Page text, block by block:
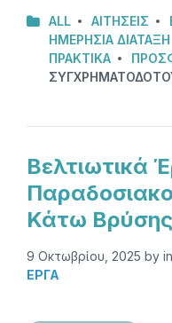
ALL ΑΙΤΗΣΕΙΣ
ΗΜΕΡΗΣΙΑ ΔΙΑΤΑΞΗ
ΠΡΑΚΤΙΚΆ
Βελτιωτικά
Κάτω
9 Οκτωβρίου, 2025 by in
ΕΡΓΑ